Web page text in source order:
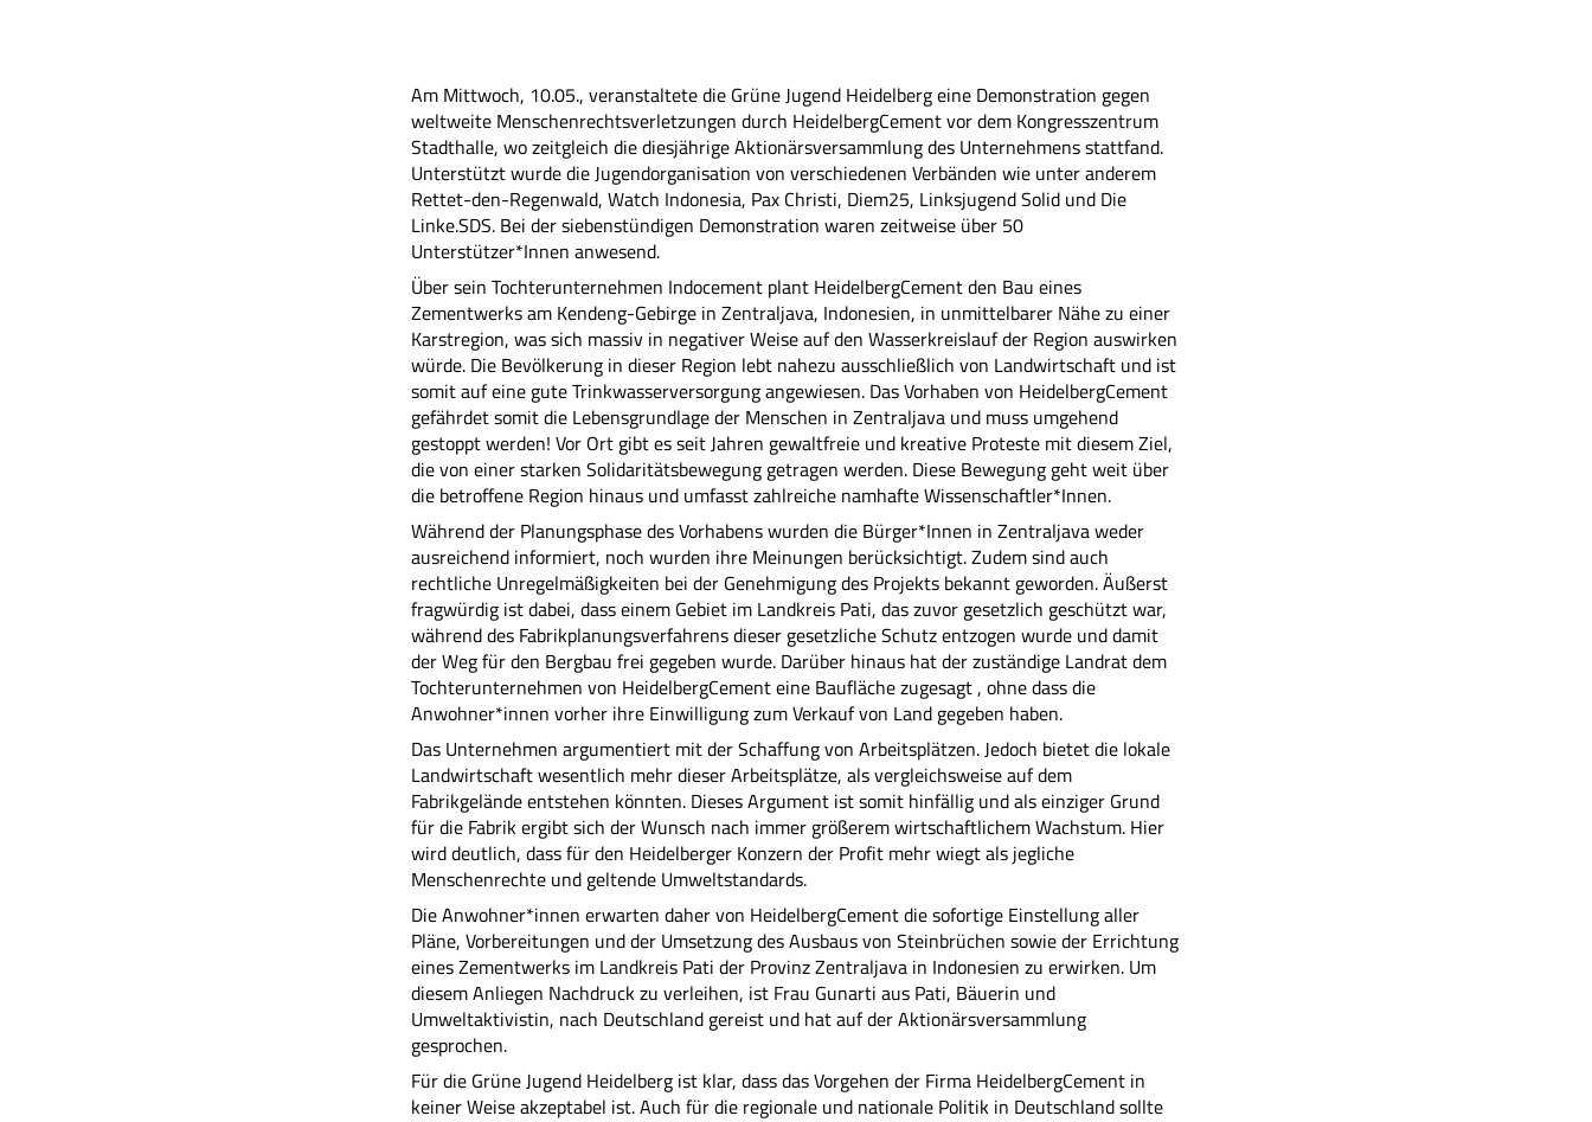
Am Mittwoch, 10.05., veranstaltete die Grüne Jugend Heidelberg eine Demonstration gegen
weltweite Menschenrechtsverletzungen durch HeidelbergCement vor dem Kongresszentrum
Stadthalle, wo zeitgleich die diesjährige Aktionärsversammlung des Unternehmens stattfand.
Unterstützt wurde die Jugendorganisation von verschiedenen Verbänden wie unter anderem
Rettet-den-Regenwald, Watch Indonesia, Pax Christi, Diem25, Linksjugend Solid und Die
Linke.SDS. Bei der siebenstündigen Demonstration waren zeitweise über 50
Unterstützer*Innen anwesend.
Über sein Tochterunternehmen Indocement plant HeidelbergCement den Bau eines
Zementwerks am Kendeng-Gebirge in Zentraljava, Indonesien, in unmittelbarer Nähe zu einer
Karstregion, was sich massiv in negativer Weise auf den Wasserkreislauf der Region auswirken
würde. Die Bevölkerung in dieser Region lebt nahezu ausschließlich von Landwirtschaft und ist
somit auf eine gute Trinkwasserversorgung angewiesen. Das Vorhaben von HeidelbergCement
gefährdet somit die Lebensgrundlage der Menschen in Zentraljava und muss umgehend
gestoppt werden! Vor Ort gibt es seit Jahren gewaltfreie und kreative Proteste mit diesem Ziel,
die von einer starken Solidaritätsbewegung getragen werden. Diese Bewegung geht weit über
die betroffene Region hinaus und umfasst zahlreiche namhafte Wissenschaftler*Innen.
Während der Planungsphase des Vorhabens wurden die Bürger*Innen in Zentraljava weder
ausreichend informiert, noch wurden ihre Meinungen berücksichtigt. Zudem sind auch
rechtliche Unregelmäßigkeiten bei der Genehmigung des Projekts bekannt geworden. Äußerst
fragwürdig ist dabei, dass einem Gebiet im Landkreis Pati, das zuvor gesetzlich geschützt war,
während des Fabrikplanungsverfahrens dieser gesetzliche Schutz entzogen wurde und damit
der Weg für den Bergbau frei gegeben wurde. Darüber hinaus hat der zuständige Landrat dem
Tochterunternehmen von HeidelbergCement eine Baufläche zugesagt , ohne dass die
Anwohner*innen vorher ihre Einwilligung zum Verkauf von Land gegeben haben.
Das Unternehmen argumentiert mit der Schaffung von Arbeitsplätzen. Jedoch bietet die lokale
Landwirtschaft wesentlich mehr dieser Arbeitsplätze, als vergleichsweise auf dem
Fabrikgelände entstehen könnten. Dieses Argument ist somit hinfällig und als einziger Grund
für die Fabrik ergibt sich der Wunsch nach immer größerem wirtschaftlichem Wachstum. Hier
wird deutlich, dass für den Heidelberger Konzern der Profit mehr wiegt als jegliche
Menschenrechte und geltende Umweltstandards.
Die Anwohner*innen erwarten daher von HeidelbergCement die sofortige Einstellung aller
Pläne, Vorbereitungen und der Umsetzung des Ausbaus von Steinbrüchen sowie der Errichtung
eines Zementwerks im Landkreis Pati der Provinz Zentraljava in Indonesien zu erwirken. Um
diesem Anliegen Nachdruck zu verleihen, ist Frau Gunarti aus Pati, Bäuerin und
Umweltaktivistin, nach Deutschland gereist und hat auf der Aktionärsversammlung
gesprochen.
Für die Grüne Jugend Heidelberg ist klar, dass das Vorgehen der Firma HeidelbergCement in
keiner Weise akzeptabel ist. Auch für die regionale und nationale Politik in Deutschland sollte